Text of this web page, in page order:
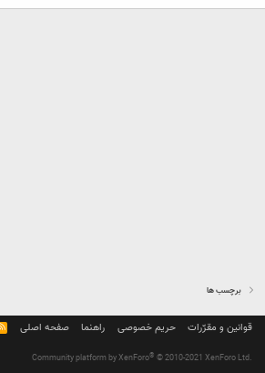
برچسب ها
قوانین و مقرّرات حریم خصوصی راهنما صفحه اصلی
Community platform by XenForo® © 2010-2021 XenForo Ltd.